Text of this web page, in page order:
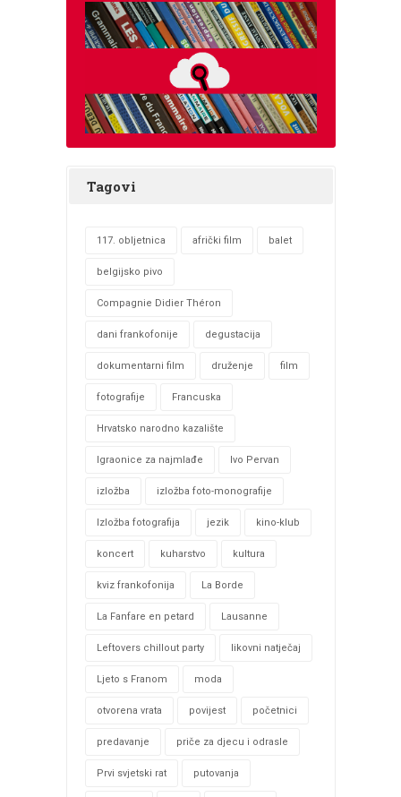
Tagovi
117. obljetnica afrički film balet
belgijsko pivo
Compagnie Didier Théron
dani frankofonije degustacija
dokumentarni film druženje film
fotografije Francuska
Hrvatsko narodno kazalište
Igraonice za najmlađe Ivo Pervan
izložba izložba foto-monografije
Izložba fotografija jezik kino-klub
koncert kuharstvo kultura
kviz frankofonija La Borde
La Fanfare en petard Lausanne
Leftovers chillout party likovni natječaj
Ljeto s Franom moda
otvorena vrata povijest početnici
predavanje priče za djecu i odrasle
Prvi svjetski rat putovanja